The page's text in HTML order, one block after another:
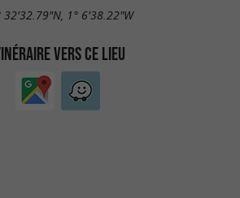
32'32.79"N, 1° 6'38.22"W
VERS CE LIEU